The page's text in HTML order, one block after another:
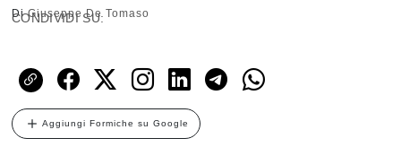
DiGiuseppe De Tomaso
CONDIVIDI SU:
Aggiungi Formiche su Google